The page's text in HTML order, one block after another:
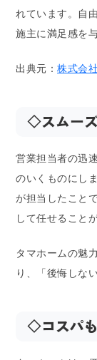
れています。自
施主に満足感を
出典元： 株式会
◇スムー
営業担当者の迅
のいくものにし
が担当したこと
して任せること
タマホームの魅
り、「後悔しな
◇コスパ